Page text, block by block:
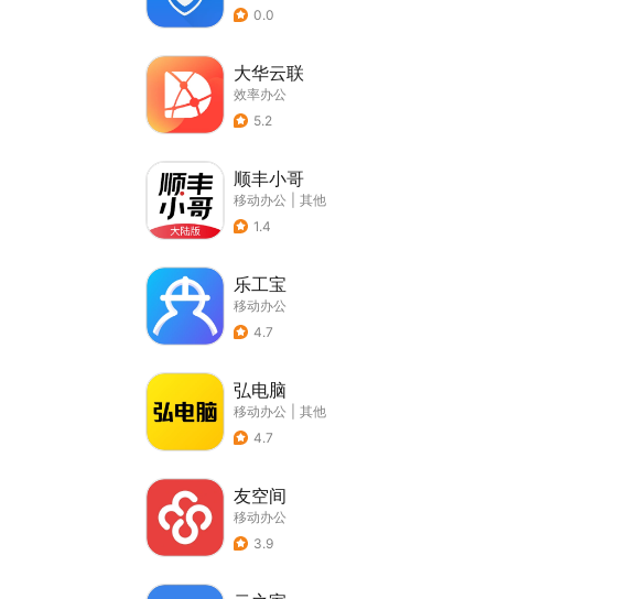
0.0
大华云联
效率办公
5.2
顺丰小哥
移动办公
其他
1.4
乐工宝
移动办公
4.7
弘电脑
移动办公
其他
4.7
友空间
移动办公
3.9